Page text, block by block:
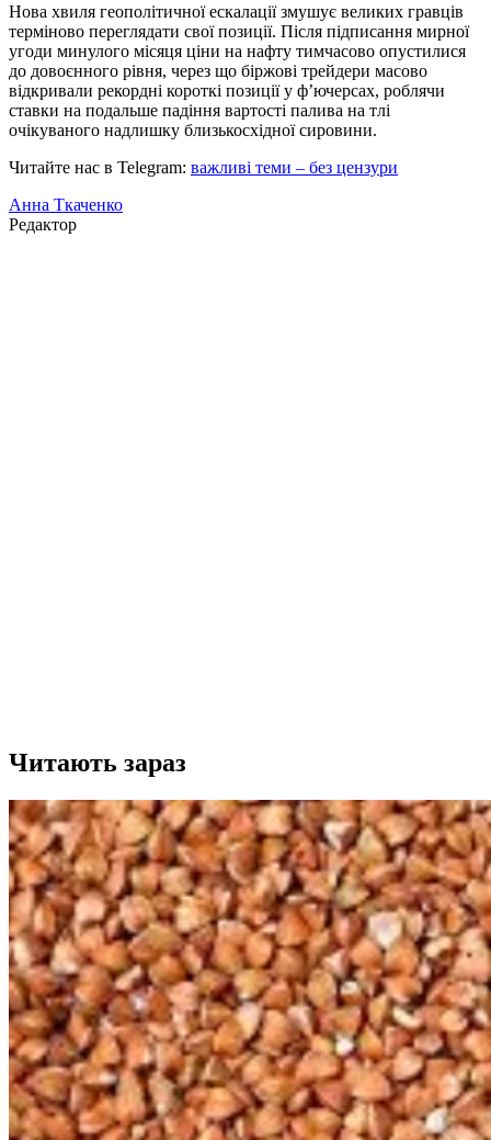
Нова хвиля геополітичної ескалації змушує великих гравців
терміново переглядати свої позиції. Після підписання мирної
угоди минулого місяця ціни на нафту тимчасово опустилися
до довоєнного рівня, через що біржові трейдери масово
відкривали рекордні короткі позиції у ф’ючерсах, роблячи
ставки на подальше падіння вартості палива на тлі
очікуваного надлишку близькосхідної сировини.
Читайте нас в Telegram: важливі теми – без цензури
Анна Ткаченко
Редактор
Читають зараз